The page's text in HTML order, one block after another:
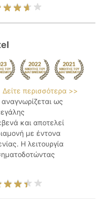
Δείτε περισσότερα >>
ως
και αποτελεί
με έντονα
Η λειτουργία